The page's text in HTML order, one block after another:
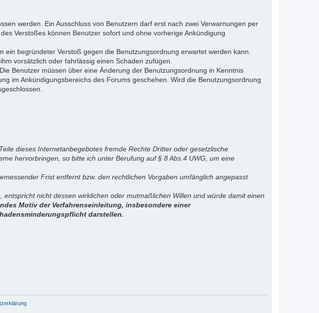
werden. Ein Ausschluss von Benutzern darf erst nach zwei Verwarnungen per
Verstoßes können Benutzer sofort und ohne vorherige Ankündigung
begründeter Verstoß gegen die Benutzungsordnung erwartet werden kann.
vorsätzlich oder fahrlässig einen Schaden zufügen.
Benutzer müssen über eine Änderung der Benutzungsordnung in Kenntnis
im Ankündigungsbereichs des Forums geschehen. Wird die Benutzungsordnung
dieses Internetanbegebotes fremde Rechte Dritter oder gesetzlische
hervorbringen, so bitte ich unter Berufung auf § 8 Abs.4 UWG, um eine
Frist entfernt bzw. den rechtlichen Vorgaben umfänglich angepasst
, entspricht nicht dessen wirklichen oder mutmaßlichen Willen und würde damit einen
Motiv der Verfahrenseinleitung, insbesondere einer
darstellen.